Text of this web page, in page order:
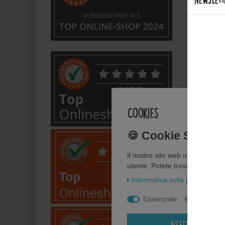
Cookies
Il nostro sito web utilizza i
utente. Potete trovare ulteriori
Informativa sulla privacy
Essenziale